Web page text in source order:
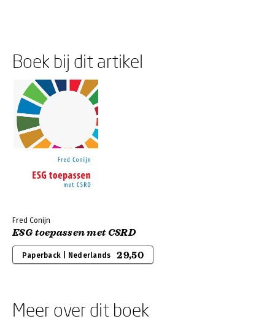
Boek bij dit artikel
Fred Conijn
ESG toepassen met CSRD
Paperback | Nederlands 29,50
Meer over dit boek